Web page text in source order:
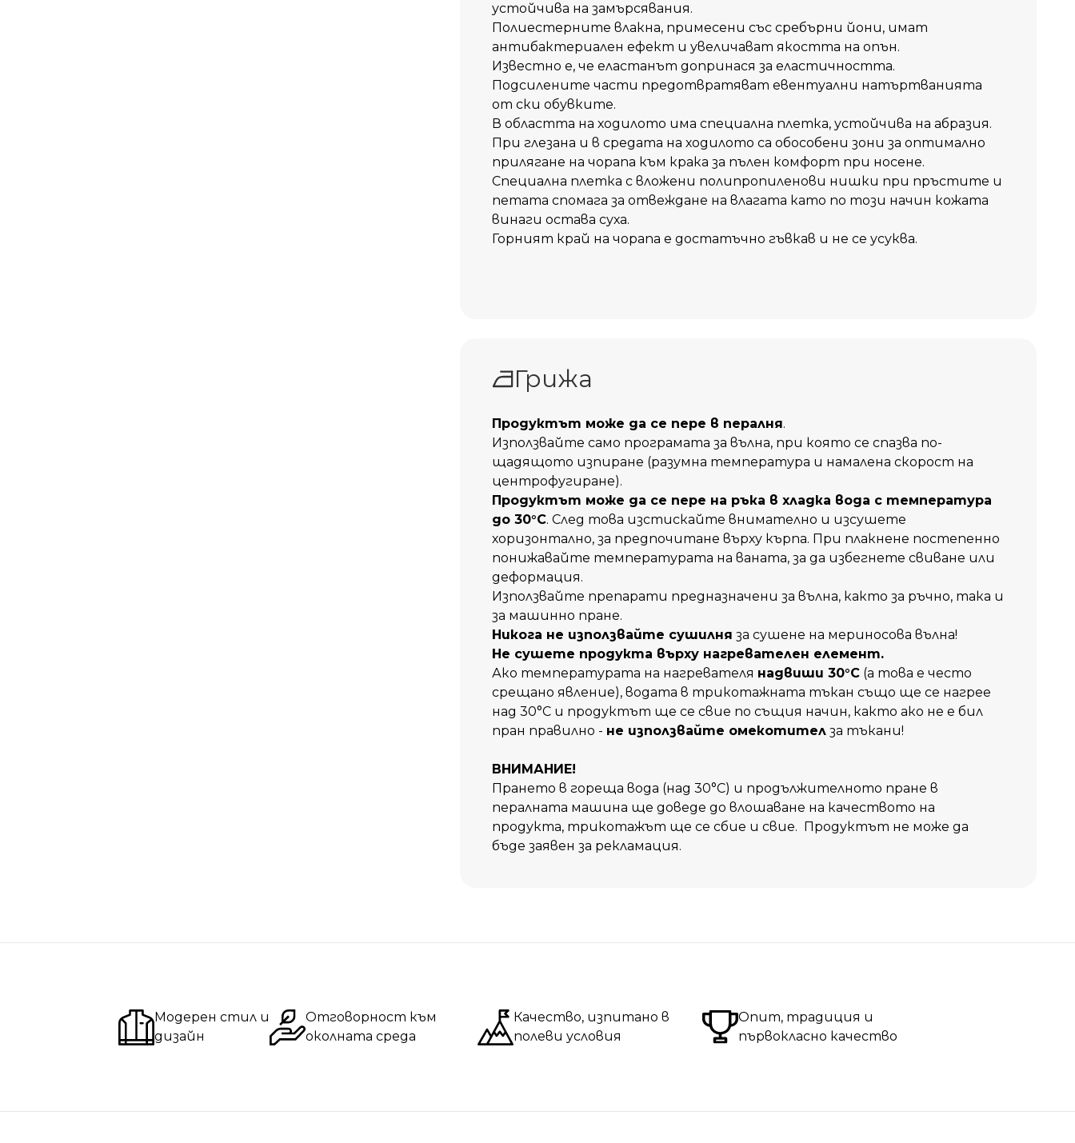
устойчива на замърсявания.
Полиестерните влакна, примесени със сребърни йони, имат
антибактериален ефект и увеличават якостта на опън.
Известно е, че еластанът допринася за еластичността.
Подсилените части предотвратяват евентуални натъртванията
от ски обувките.
В областта на ходилото има специална плетка, устойчива на абразия.
При глезана и в средата на ходилото са обособени зони за оптимално
прилягане на чорапа към крака за пълен комфорт при носене.
Специална плетка с вложени полипропиленови нишки при пръстите и
петата спомага за отвеждане на влагата като по този начин кожата
винаги остава суха.
Горният край на чорапа е достатъчно гъвкав и не се усуква.
Грижа
Продуктът може да се пере в пералня.
Използвайте само програмата за вълна, при която се спазва по-
щадящото изпиране (разумна температура и намалена скорост на
центрофугиране).
Продуктът може да се пере на ръка в хладка вода с температура
до 30°C. След това изстискайте внимателно и изсушете
хоризонтално, за предпочитане върху кърпа. При плакнене постепенно
понижавайте температурата на ваната, за да избегнете свиване или
деформация.
Използвайте препарати предназначени за вълна, както за ръчно, така и
за машинно пране.
Никога не използвайте сушилня за сушене на мериносова вълна!
Не сушете продукта върху нагревателен елемент.
Ако температурата на нагревателя надвиши 30°C (а това е често
срещано явление), водата в трикотажната тъкан също ще се нагрее
над 30°C и продуктът ще се свие по същия начин, както ако не е бил
пран правилно - не използвайте омекотител за тъкани!
ВНИМАНИЕ!
Прането в гореща вода (над 30°С) и продължителното пране в
пералната машина ще доведе до влошаване на качеството на
продукта, трикотажът ще се сбие и свие. Продуктът не може да
бъде заявен за рекламация.
Модерен стил и
дизайн
Отговорност към
околната среда
Качество, изпитано в
полеви условия
Опит, традиция и
първокласно качество